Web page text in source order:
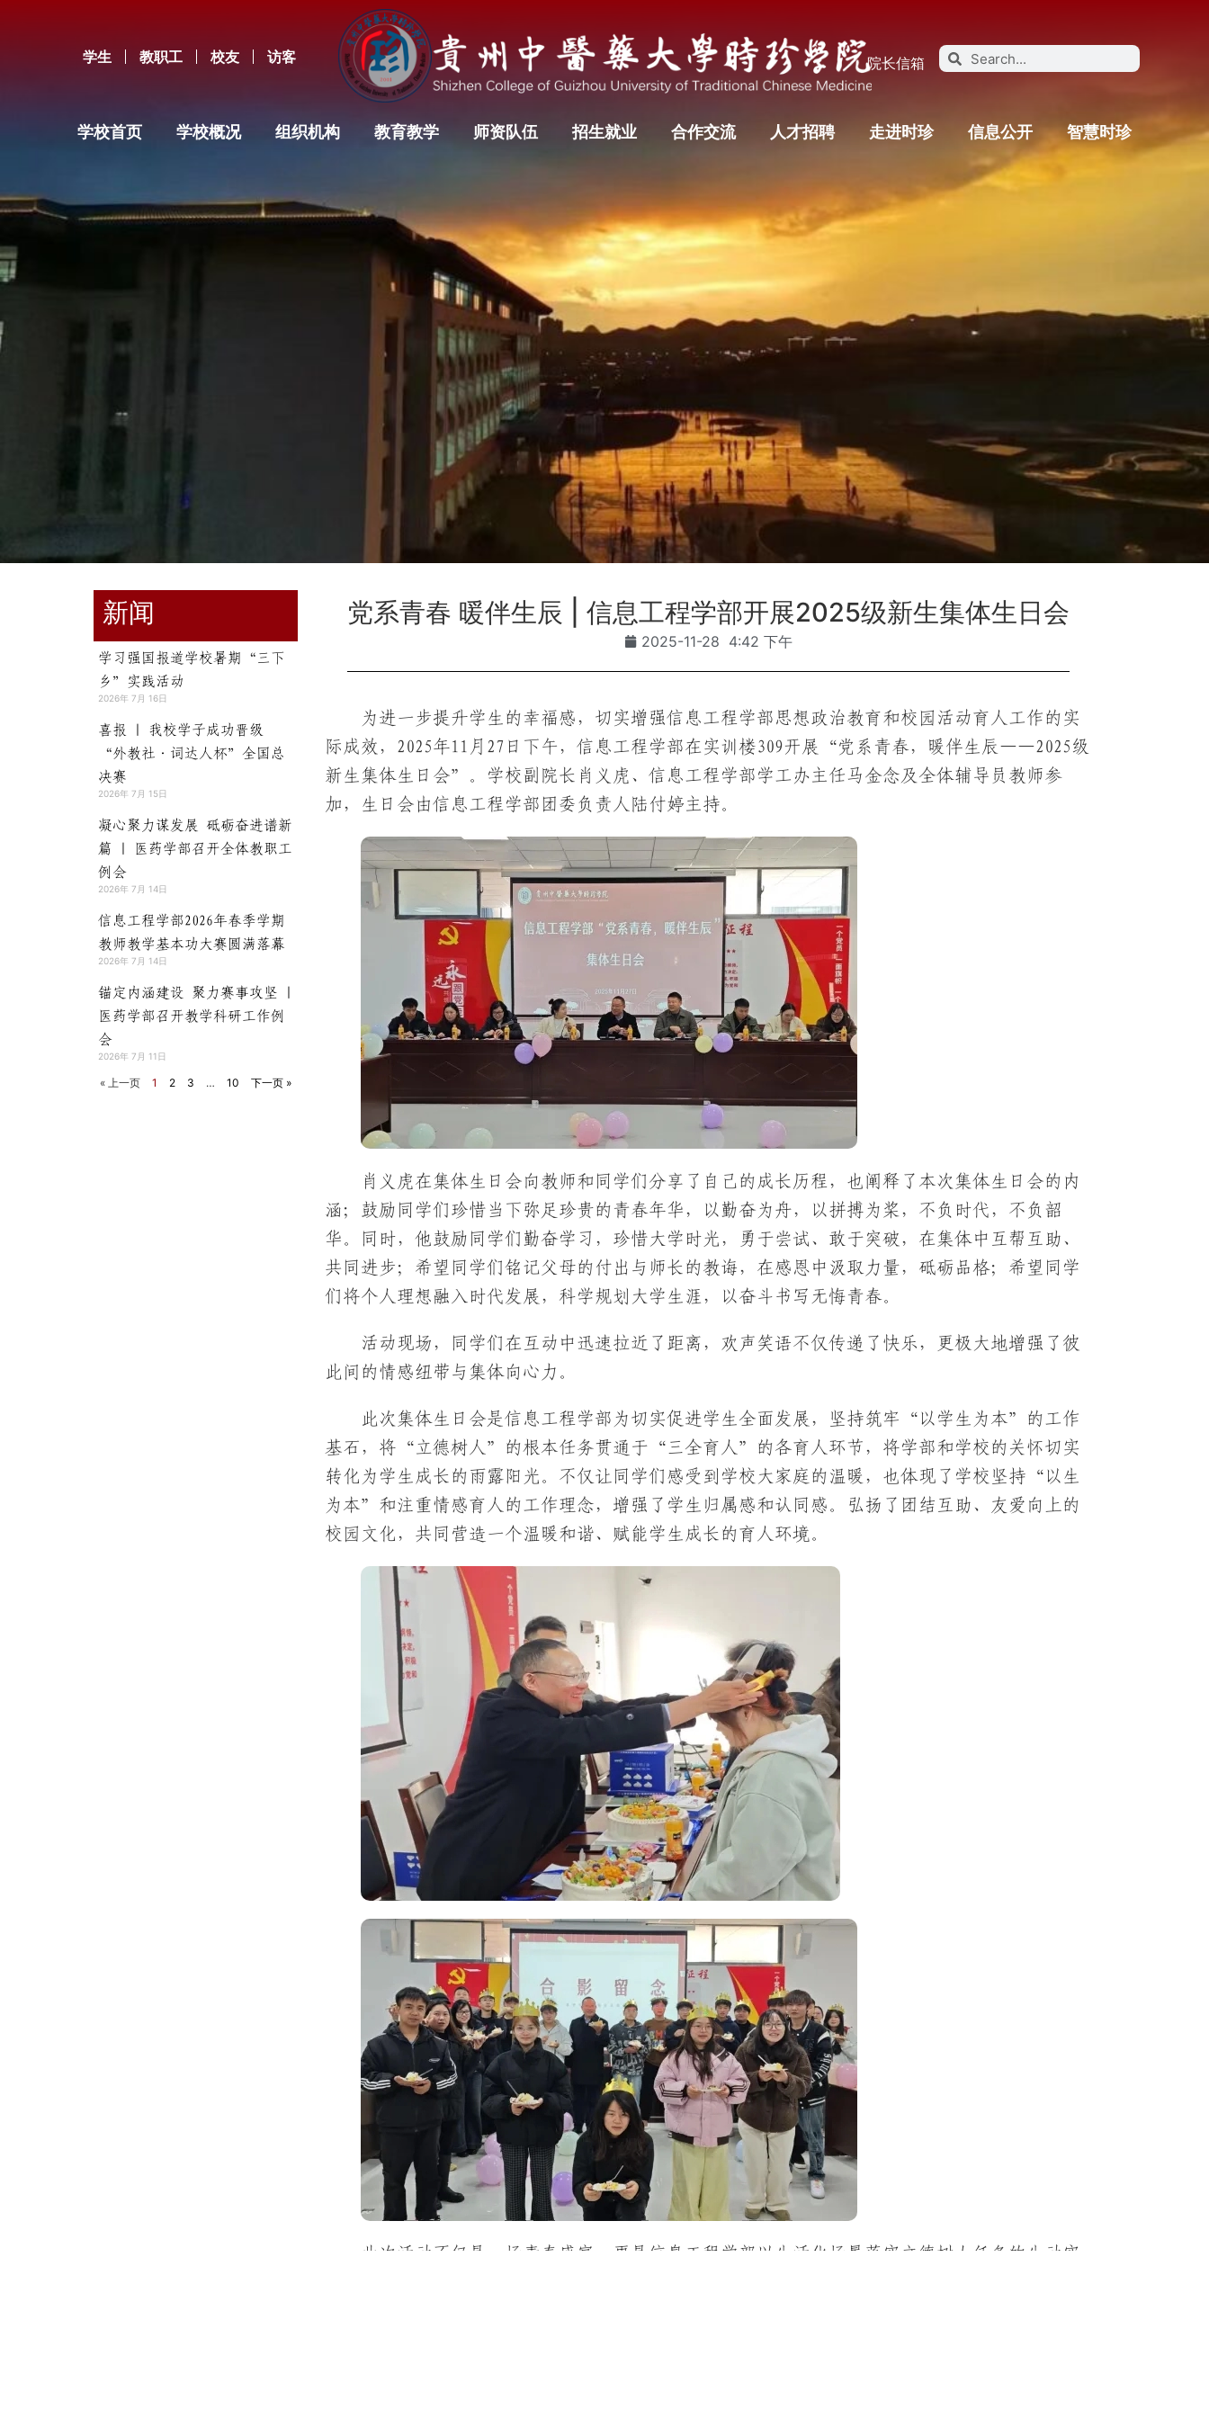
学生 教职工 校友 访客 院长信箱
学校首页 学校概况 组织机构 教育教学 师资队伍 招生就业 合作交流 人才招聘 走进时珍 信息公开 智慧时珍
新闻
学习强国报道学校暑期“三下
乡”实践活动
2026年 7月 16日
喜报 | 我校学子成功晋级
“外教社·词达人杯”全国总
决赛
2026年 7月 15日
凝心聚力谋发展 砥砺奋进谱新
篇 | 医药学部召开全体教职工
例会
2026年 7月 14日
信息工程学部2026年春季学期
教师教学基本功大赛圆满落幕
2026年 7月 14日
锚定内涵建设 聚力赛事攻坚 |
医药学部召开教学科研工作例
会
2026年 7月 11日
« 上一页 1 2 3 … 10 下一页 »
党系青春 暖伴生辰 | 信息工程学部开展2025级新生集体生日会
2025-11-28 4:42 下午
为进一步提升学生的幸福感，切实增强信息工程学部思想政治教育和校园活动育人工作的实
际成效，2025年11月27日下午，信息工程学部在实训楼309开展“党系青春，暖伴生辰——2025级
新生集体生日会”。学校副院长肖义虎、信息工程学部学工办主任马金念及全体辅导员教师参
加，生日会由信息工程学部团委负责人陆付婷主持。
肖义虎在集体生日会向教师和同学们分享了自己的成长历程，也阐释了本次集体生日会的内
涵；鼓励同学们珍惜当下弥足珍贵的青春年华，以勤奋为舟，以拼搏为桨，不负时代，不负韶
华。同时，他鼓励同学们勤奋学习，珍惜大学时光，勇于尝试、敢于突破，在集体中互帮互助、
共同进步；希望同学们铭记父母的付出与师长的教诲，在感恩中汲取力量，砥砺品格；希望同学
们将个人理想融入时代发展，科学规划大学生涯，以奋斗书写无悔青春。
活动现场，同学们在互动中迅速拉近了距离，欢声笑语不仅传递了快乐，更极大地增强了彼
此间的情感纽带与集体向心力。
此次集体生日会是信息工程学部为切实促进学生全面发展，坚持筑牢“以学生为本”的工作
基石，将“立德树人”的根本任务贯通于“三全育人”的各育人环节，将学部和学校的关怀切实
转化为学生成长的雨露阳光。不仅让同学们感受到学校大家庭的温暖，也体现了学校坚持“以生
为本”和注重情感育人的工作理念，增强了学生归属感和认同感。弘扬了团结互助、友爱向上的
校园文化，共同营造一个温暖和谐、赋能学生成长的育人环境。
此次活动不仅是一场青春盛宴，更是信息工程学部以生活化场景落实立德树人任务的生动实